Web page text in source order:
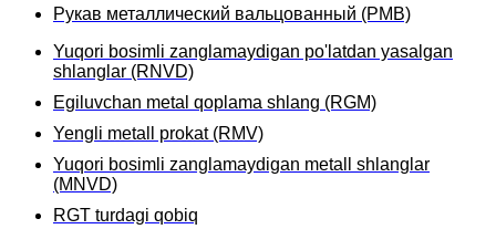
Рукав металлический вальцованный (РМВ)
Yuqori bosimli zanglamaydigan po'latdan yasalgan
shlanglar (RNVD)
Egiluvchan metal qoplama shlang (RGM)
Yengli metall prokat (RMV)
Yuqori bosimli zanglamaydigan metall shlanglar
(MNVD)
RGT turdagi qobiq